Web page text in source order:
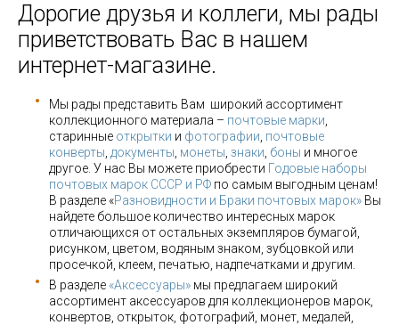
Дорогие друзья и коллеги, мы рады
приветствовать Вас в нашем
интернет-магазине.
Мы рады представить Вам широкий ассортимент
коллекционного материала – почтовые марки
старинные открытки и фотографии почтовые
конверты документы монеты знаки боны и многое
другое. У нас Вы можете приобрести Годовые наборы
почтовых марок СССР и РФ по самым выгодным ценам!
В разделе «Разновидности и Браки почтовых марок» Вы
найдете большое количество интересных марок
отличающихся от остальных экземпляров бумагой,
рисунком, цветом, водяным знаком, зубцовкой или
просечкой, клеем, печатью, надпечатками и другим.
В разделе «Аксессуары» мы предлагаем широкий
ассортимент аксессуаров для коллекционеров марок,
конвертов, открыток, фотографий, монет, медалей,